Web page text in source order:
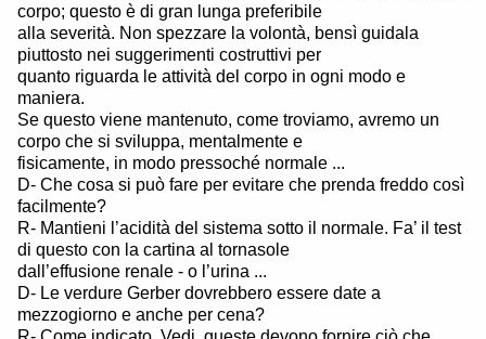
corpo; questo è di gran lunga preferibile
alla severità. Non spezzare la volontà, bensì guidala
piuttosto nei suggerimenti costruttivi per
quanto riguarda le attività del corpo in ogni modo e
maniera.
Se questo viene mantenuto, come troviamo, avremo un
corpo che si sviluppa, mentalmente e
fisicamente, in modo pressoché normale ...
D- Che cosa si può fare per evitare che prenda freddo così
facilmente?
R- Mantieni l’acidità del sistema sotto il normale. Fa’ il test
di questo con la cartina al tornasole
dall’effusione renale - o l’urina ...
D- Le verdure Gerber dovrebbero essere date a
mezzogiorno e anche per cena?